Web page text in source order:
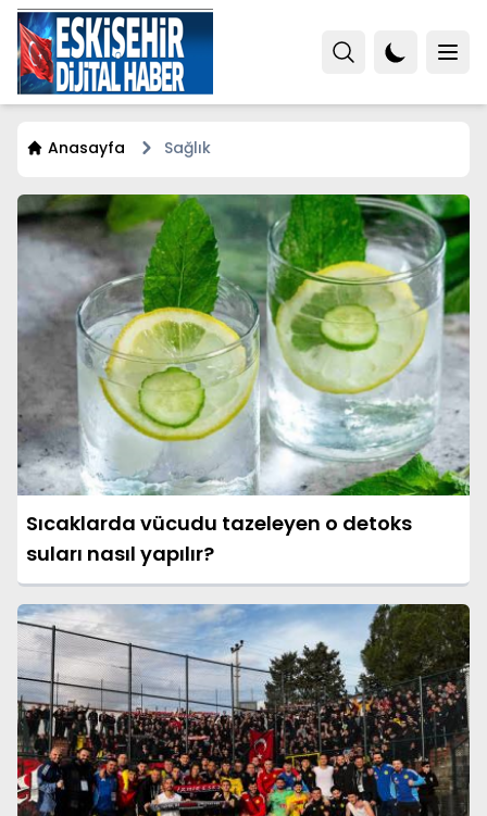
Anasayfa Sağlık
Sıcaklarda vücudu tazeleyen o detoks
suları nasıl yapılır?